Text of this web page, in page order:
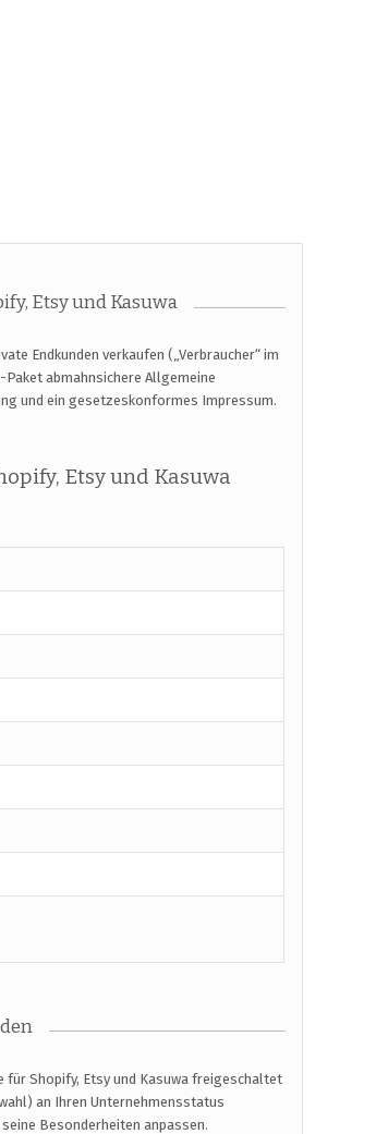
Etsy und Kasuwa
Endkunden verkaufen („Verbraucher“ im
abmahnsichere Allgemeine
und ein gesetzeskonformes Impressum.
Etsy und Kasuwa
für Shopify, Etsy und Kasuwa freigeschaltet
an Ihren Unternehmensstatus
Besonderheiten anpassen.